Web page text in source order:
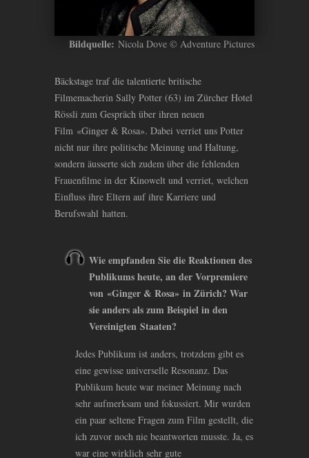
Bildquelle: Nicola Dove © Adventure Pictures
Bäckstage traf die talentierte britische
Filmemacherin Sally Potter (63) im Zürcher Hotel
Rössli zum Gespräch über ihren neuen
Film «Ginger & Rosa». Dabei verriet uns Potter
nicht nur ihre politische Meinung und Haltung,
sondern äusserte sich zudem über die fehlenden
Frauenfilme in der Kinowelt und verriet, welchen
Einfluss ihre Eltern auf ihre Karriere und
Berufswahl hatten.
Wie empfanden Sie die Reaktionen des
Publikums heute, an der Vorpremiere
von «Ginger & Rosa» in Zürich? War
sie anders als zum Beispiel in den
Vereinigten Staaten?
Jedes Publikum ist anders, trotzdem gibt es
eine gewisse universelle Resonanz. Das
Publikum heute war meiner Meinung nach
sehr aufmerksam und fokussiert. Mir wurden
ein paar seltene Fragen zum Film gestellt, die
ich zuvor noch nie beantworten musste. Ja, es
war eine wirklich sehr gute